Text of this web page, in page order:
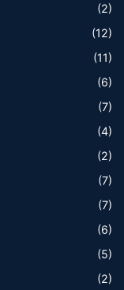
(2)
(12)
(11)
(6)
(7)
(4)
(2)
(7)
(7)
(6)
(5)
(2)